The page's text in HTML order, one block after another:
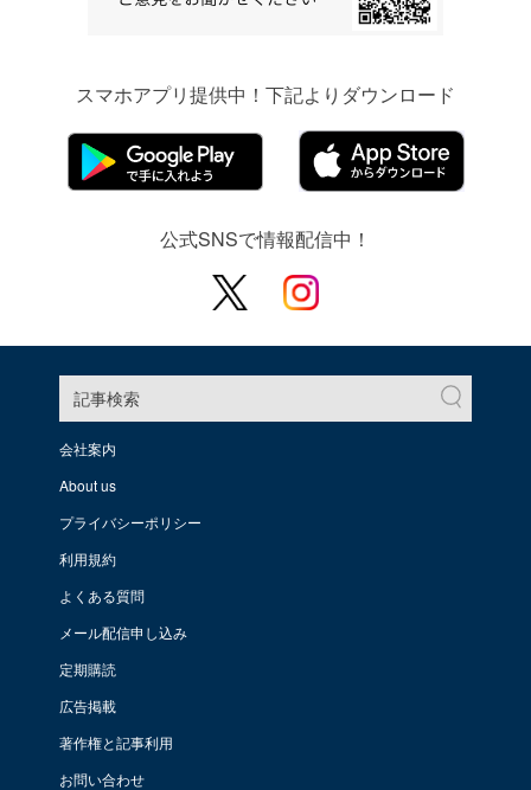
スマホアプリ提供中！下記よりダウンロード
公式SNSで情報配信中！
記事検索
会社案内
About us
プライバシーポリシー
利用規約
よくある質問
メール配信申し込み
定期購読
広告掲載
著作権と記事利用
お問い合わせ